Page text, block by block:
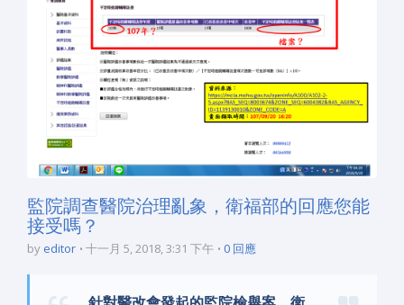
監院調查醫院治理亂象，衛福部的回應您能
接受嗎？
by editor 十一月 5, 2018, 3:31 下午 0 回應